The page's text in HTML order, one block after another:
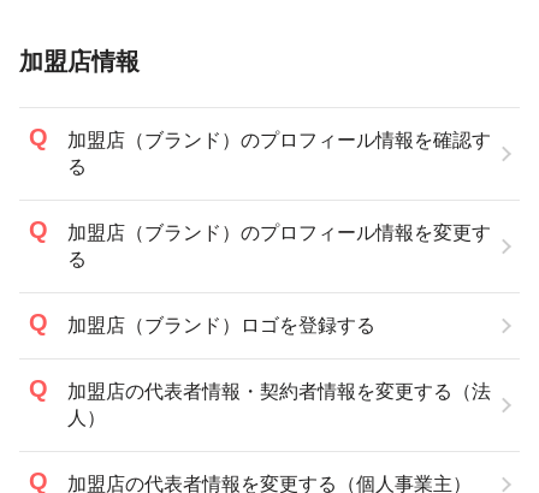
加盟店情報
加盟店（ブランド）のプロフィール情報を確認す
る
加盟店（ブランド）のプロフィール情報を変更す
る
加盟店（ブランド）ロゴを登録する
加盟店の代表者情報・契約者情報を変更する（法
人）
加盟店の代表者情報を変更する（個人事業主）